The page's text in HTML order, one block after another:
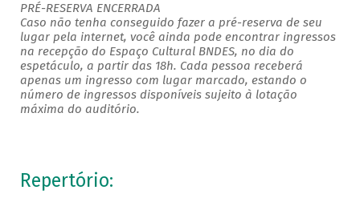
PRÉ-RESERVA ENCERRADA
Caso não tenha conseguido fazer a pré-reserva de seu
lugar pela internet, você ainda pode encontrar ingressos
na recepção do Espaço Cultural BNDES, no dia do
espetáculo, a partir das 18h. Cada pessoa receberá
apenas um ingresso com lugar marcado, estando o
número de ingressos disponíveis sujeito à lotação
máxima do auditório.
Repertório: